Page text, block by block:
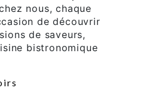
nous, chaque
de découvrir
de saveurs,
bistronomique